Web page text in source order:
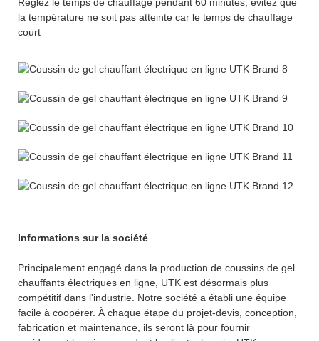
la température ne soit pas atteinte car le temps de chauffage
court
Informations sur la société
Principalement engagé dans la production de coussins de gel
chauffants électriques en ligne, UTK est désormais plus
compétitif dans l'industrie. Notre société a établi une équipe
facile à coopérer. À chaque étape du projet-devis, conception,
fabrication et maintenance, ils seront là pour fournir